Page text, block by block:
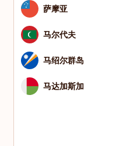
萨摩亚
马尔代夫
马绍尔群岛
马达加斯加